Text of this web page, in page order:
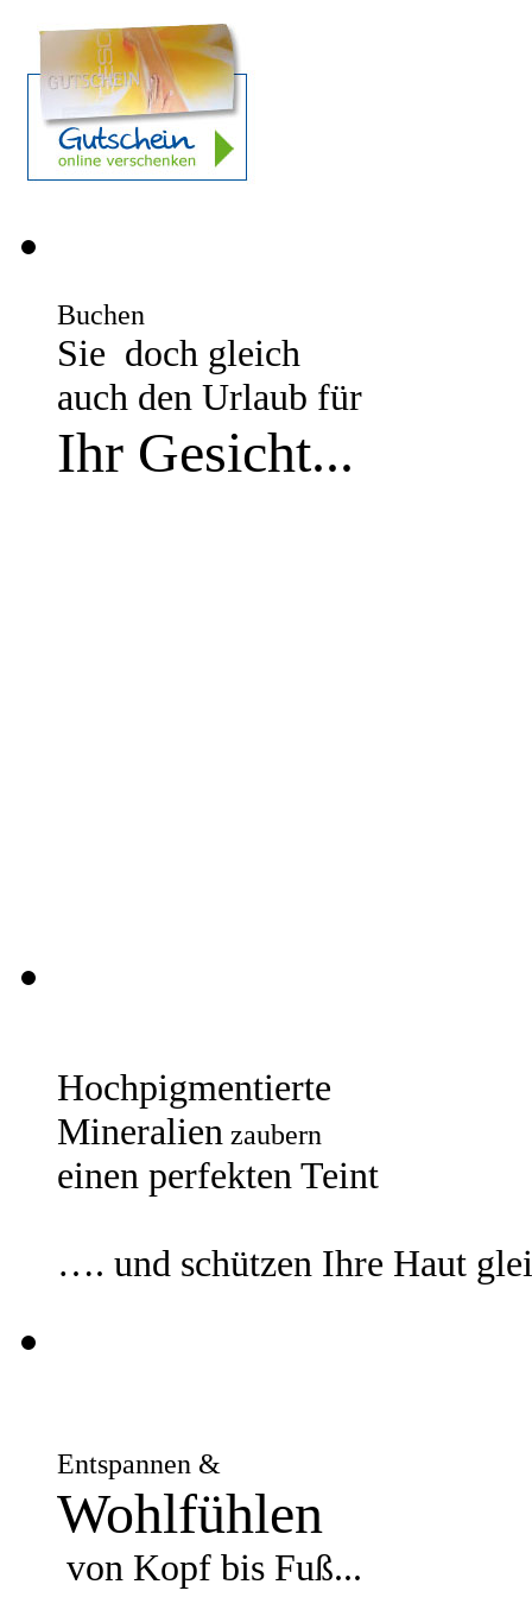
Buchen
Sie doch gleich
auch den Urlaub für
Ihr Gesicht...
Hochpigmentierte
Mineralien zaubern
einen perfekten Teint
…. und schützen Ihre Haut
Entspannen &
Wohlfühlen
von Kopf bis Fuß...